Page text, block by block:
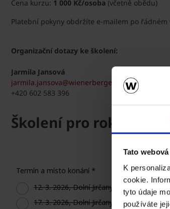
Tato
K
cookie.
tyto údaje
používáte
Cena kurzu: 1 000 Kč/osoba (včetně obědu)
Platební pokyny obdržíte e-mailem po
Organizační dotazy ke školení:
Jarmila Jansová
jarmila.jansova@wienerberger.com
+420 602 583 396
Školení pro rok 2026